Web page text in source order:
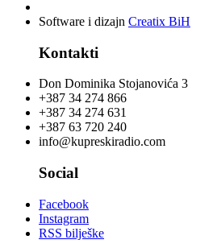
Software i dizajn Creatix BiH
Kontakti
Don Dominika Stojanovića 3
+387 34 274 866
+387 34 274 631
+387 63 720 240
info@kupreskiradio.com
Social
Facebook
Instagram
RSS bilješke